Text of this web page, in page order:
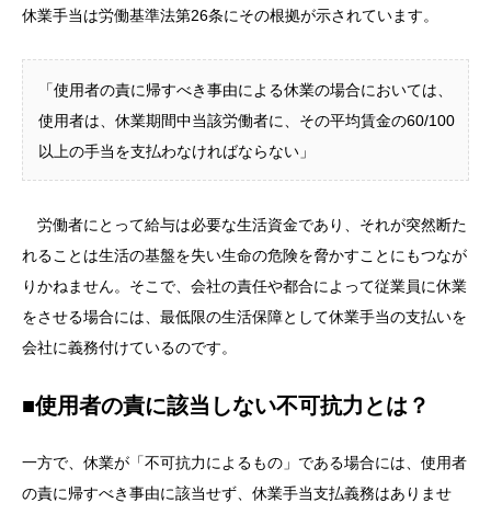
休業手当は労働基準法第26条にその根拠が示されています。
「使用者の責に帰すべき事由による休業の場合においては、
使用者は、休業期間中当該労働者に、その平均賃金の60/100
以上の手当を支払わなければならない」
労働者にとって給与は必要な生活資金であり、それが突然断た
れることは生活の基盤を失い生命の危険を脅かすことにもつなが
りかねません。そこで、会社の責任や都合によって従業員に休業
をさせる場合には、最低限の生活保障として休業手当の支払いを
会社に義務付けているのです。
■使用者の責に該当しない不可抗力とは？
一方で、休業が「不可抗力によるもの」である場合には、使用者
の責に帰すべき事由に該当せず、休業手当支払義務はありませ